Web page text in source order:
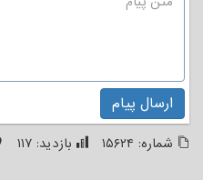
ارسال پیام
شماره: ۱۵۶۲۴ بازدید: ۱۱۷